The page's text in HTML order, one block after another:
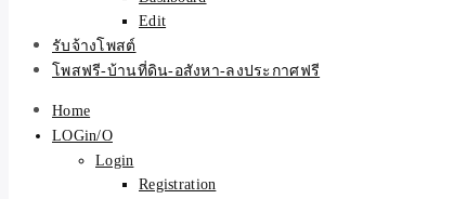
Edit
รับจ้างโพสต์
โพสฟรี-บ้านที่ดิน-อสังหา-ลงประกาศฟรี
Home
LOGin/O
Login
Registration